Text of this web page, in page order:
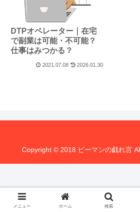
DTPオペレーター｜在宅
で副業は可能・不可能？
仕事はみつかる？
2021.07.08 2026.01.30
Copyright © 2018 ピーマンの戯れ言
メニュー ホーム 検索